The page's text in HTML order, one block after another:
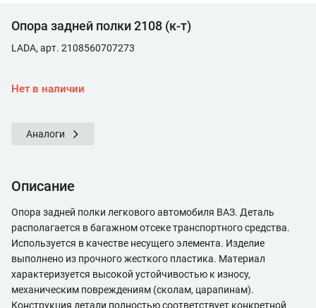
Опора задней полки 2108 (к-т)
LADA, арт. 2108560707273
Нет в наличии
Аналоги
Описание
Опора задней полки легкового автомобиля ВАЗ. Деталь
располагается в багажном отсеке транспортного средства.
Используется в качестве несущего элемента. Изделие
выполнено из прочного жесткого пластика. Материал
характеризуется высокой устойчивостью к износу,
механическим повреждениям (сколам, царапинам).
Конструкция детали полностью соответствует конкретной